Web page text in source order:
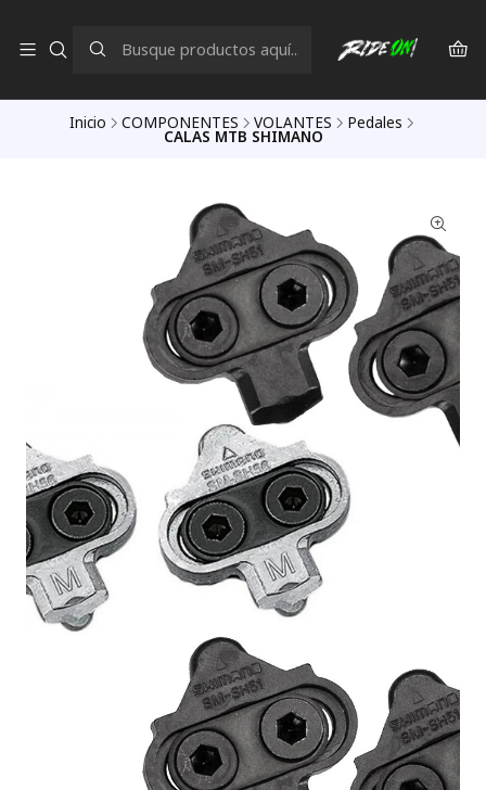
Inicio COMPONENTES VOLANTES Pedales
CALAS MTB SHIMANO